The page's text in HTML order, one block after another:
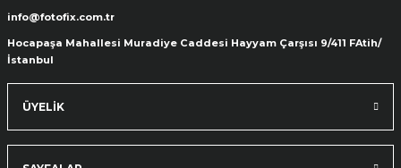
info@fotofix.com.tr
Hocapaşa Mahallesi Muradiye Caddesi Hayyam Çarşısı 9/411 FAtih/
İstanbul
ÜYELİK